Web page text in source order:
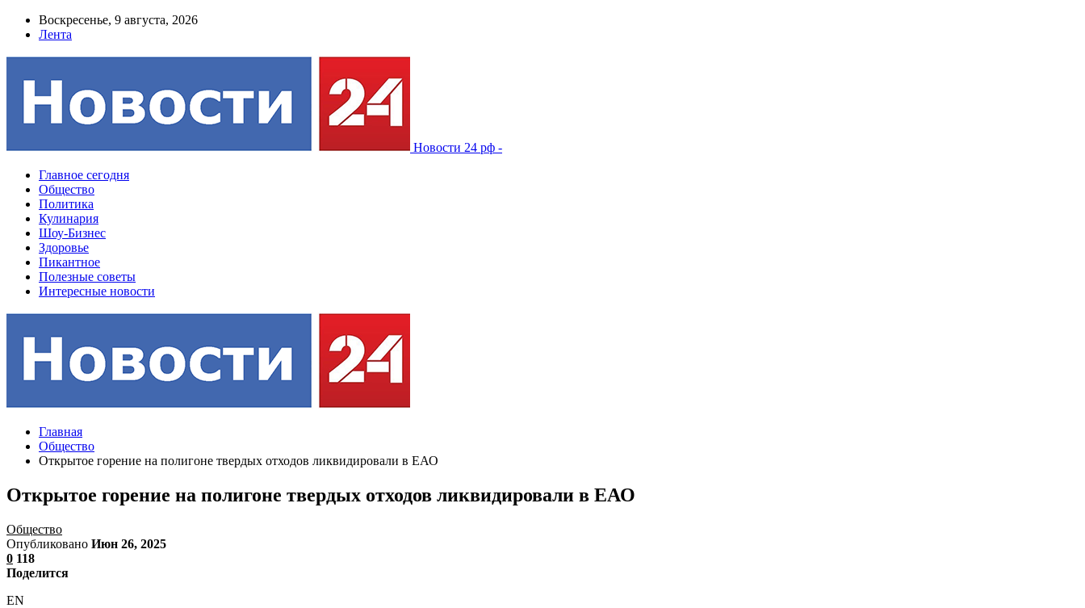
Воскресенье, 9 августа, 2026
Лента
Новости 24 рф -
Главное сегодня
Общество
Политика
Кулинария
Шоу-Бизнес
Здоровье
Пикантное
Полезные советы
Интересные новости
Главная
Общество
Открытое горение на полигоне твердых отходов ликвидировали в ЕАО
Открытое горение на полигоне твердых отходов ликвидировали в ЕАО
Общество
Опубликовано Июн 26, 2025
0 118
Поделится
EN